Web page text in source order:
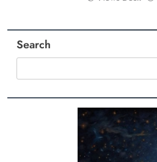
Search